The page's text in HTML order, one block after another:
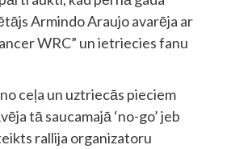
Armindo Araujo avarēja ar
WRC” un ietriecies fanu
ceļa un uztriecās pieciem
tā saucamajā ‘no-go’ jeb
rallija organizatoru